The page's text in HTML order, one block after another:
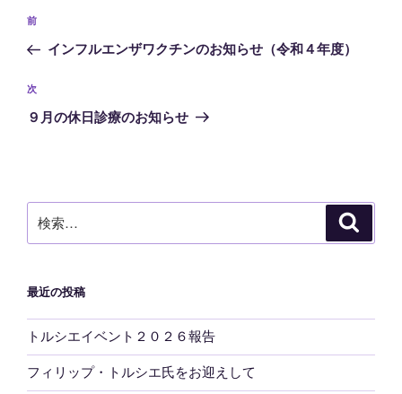
投
ナ
ビ
ゲ
ン
前
の
稿
前
インフルエンザワクチンのお知らせ（令和４年度）
次
の
次
９月の休日診療のお知らせ
索:
最近の投稿
トルシエイベント２０２６報告
フィリップ・トルシエ氏をお迎えして